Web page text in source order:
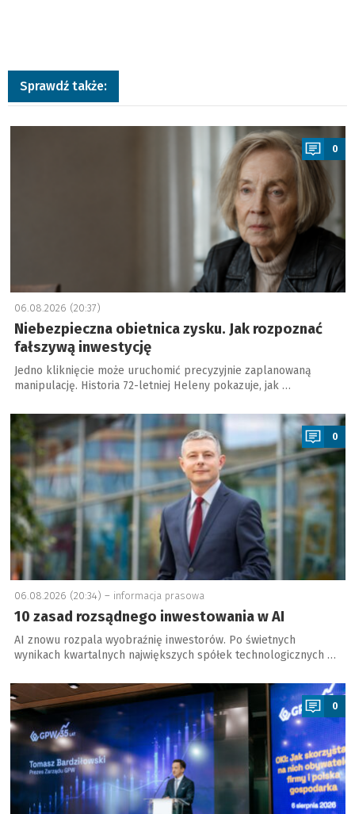
Sprawdź także:
a
0
06.08.2026 (20:37)
Niebezpieczna obietnica zysku. Jak rozpoznać
fałszywą inwestycję
Jedno kliknięcie może uruchomić precyzyjnie zaplanowaną
manipulację. Historia 72-letniej Heleny pokazuje, jak …
a
0
06.08.2026 (20:34) – informacja prasowa
10 zasad rozsądnego inwestowania w AI
AI znowu rozpala wyobraźnię inwestorów. Po świetnych
wynikach kwartalnych największych spółek technologicznych …
a
0